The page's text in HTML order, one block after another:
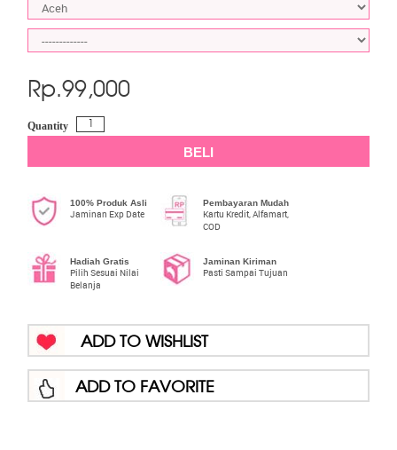
Rp.99,000
Quantity
BELI
100% Produk Asli
Jaminan Exp Date
Pembayaran Mudah
Kartu Kredit, Alfamart,
COD
Hadiah Gratis
Pilih Sesuai Nilai
Belanja
Jaminan Kiriman
Pasti Sampai Tujuan
ADD TO WISHLIST
ADD TO FAVORITE